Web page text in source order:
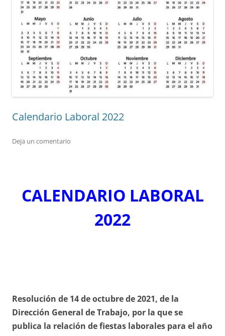
Calendario Laboral 2022
Deja un comentario
CALENDARIO LABORAL
2022
Resolución de 14 de octubre de 2021, de la
Dirección General de Trabajo, por la que se
publica la relación de fiestas laborales para el año